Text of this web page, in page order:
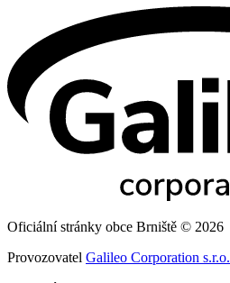
Oficiální stránky obce Brniště © 2026
Provozovatel Galileo Corporation s.r.o.